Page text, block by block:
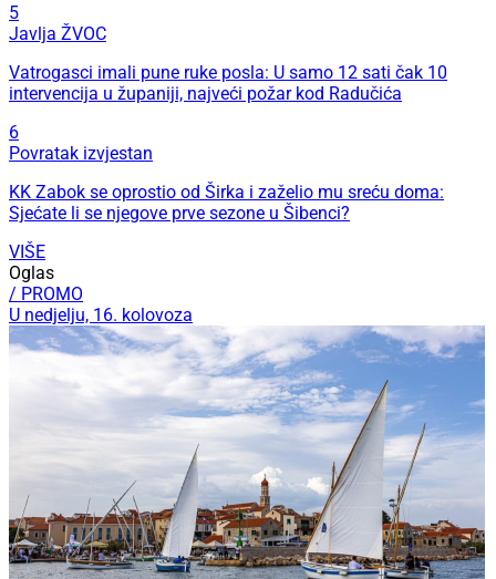
5
Javlja ŽVOC
Vatrogasci imali pune ruke posla: U samo 12 sati čak 10
intervencija u županiji, najveći požar kod Radučića
6
Povratak izvjestan
KK Zabok se oprostio od Širka i zaželio mu sreću doma:
Sjećate li se njegove prve sezone u Šibenci?
VIŠE
Oglas
/ PROMO
U nedjelju, 16. kolovoza